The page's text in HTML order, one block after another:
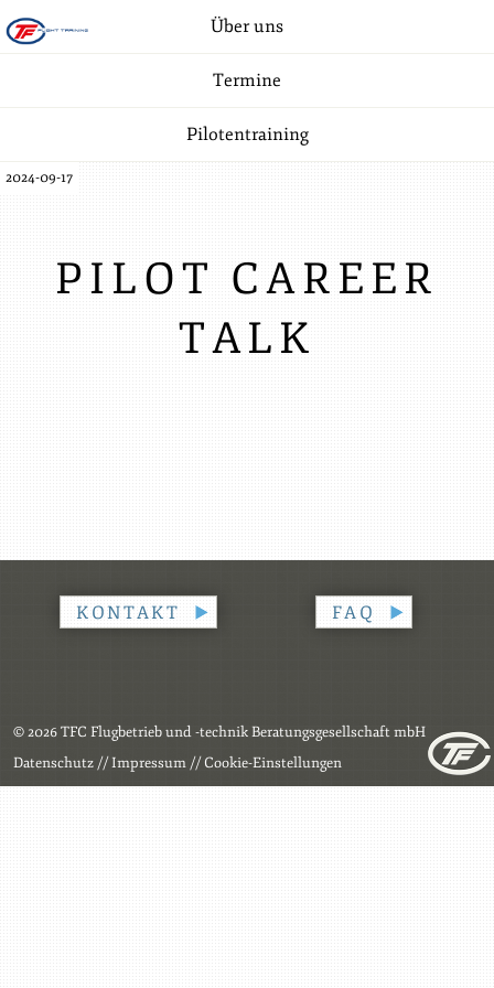
Über uns
Termine
Pilotentraining
PILOT CAREER
TALK
2024-09-17
KONTAKT FAQ
© 2026 TFC Flugbetrieb und -technik Beratungsgesellschaft mbH
Datenschutz //Impressum //Cookie-Einstellungen